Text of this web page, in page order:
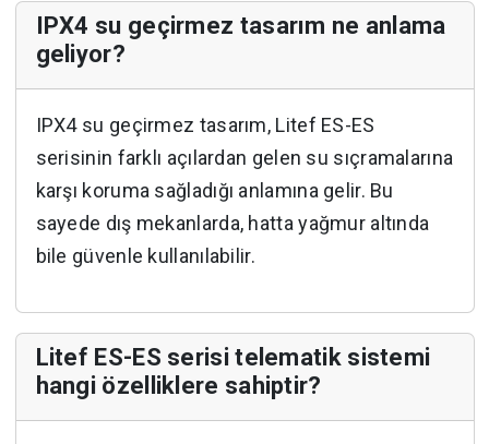
IPX4 su geçirmez tasarım ne anlama
geliyor?
IPX4 su geçirmez tasarım, Litef ES-ES
serisinin farklı açılardan gelen su sıçramalarına
karşı koruma sağladığı anlamına gelir. Bu
sayede dış mekanlarda, hatta yağmur altında
bile güvenle kullanılabilir.
Litef ES-ES serisi telematik sistemi
hangi özelliklere sahiptir?